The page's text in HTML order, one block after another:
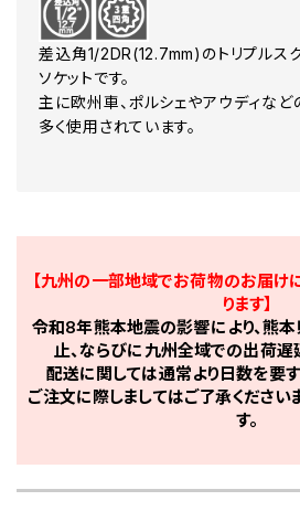
差込角1/2DR(12.7mm)のトリプルス
ソケットです。
主に欧州車、ポルシェやアウディなど
多く使用されています。
【九州の一部地域でお荷物のお届け
ります】
令和8年熊本地震の影響により、熊
止、ならびに九州全域での出荷遅
配送に関しては通常より日数を要す
ご注文に際しましてはご了承くださ
す。